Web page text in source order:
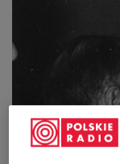
Na cześć Melchiora
organizuje
archiwum NAC